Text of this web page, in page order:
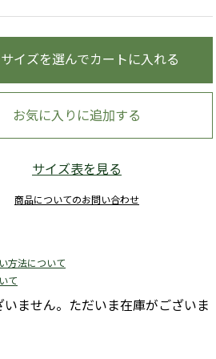
イズを選んでカートに入れる
お気に入りに追加する
サイズ表を見る
商品についてのお問い合わせ
方法について
て
いません。ただいま在庫がございま